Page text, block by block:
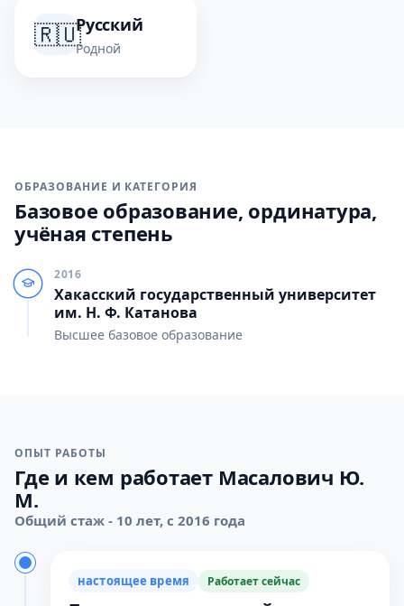
🇷🇺Русский
Родной
ОБРАЗОВАНИЕ И КАТЕГОРИЯ
Базовое образование, ординатура,
учёная степень
2016
Хакасский государственный университет
им. Н. Ф. Катанова
Высшее базовое образование
ОПЫТ РАБОТЫ
Где и кем работает Масалович Ю.
М.
Общий стаж - 10 лет, с 2016 года
настоящее время Работает сейчас